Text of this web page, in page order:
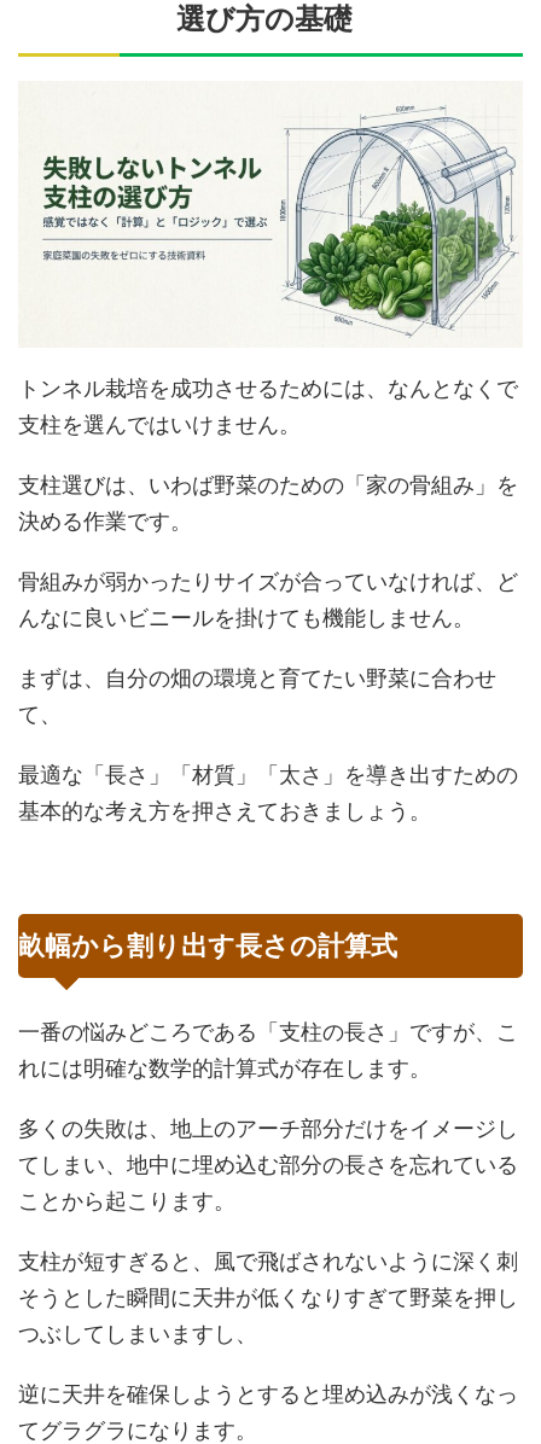
選び方の基礎
トンネル栽培を成功させるためには、なんとなくで
支柱を選んではいけません。
支柱選びは、いわば野菜のための「家の骨組み」を
決める作業です。
骨組みが弱かったりサイズが合っていなければ、ど
んなに良いビニールを掛けても機能しません。
まずは、自分の畑の環境と育てたい野菜に合わせ
て、
最適な「長さ」「材質」「太さ」を導き出すための
基本的な考え方を押さえておきましょう。
畝幅から割り出す長さの計算式
一番の悩みどころである「支柱の長さ」ですが、こ
れには明確な数学的計算式が存在します。
多くの失敗は、地上のアーチ部分だけをイメージし
てしまい、地中に埋め込む部分の長さを忘れている
ことから起こります。
支柱が短すぎると、風で飛ばされないように深く刺
そうとした瞬間に天井が低くなりすぎて野菜を押し
つぶしてしまいますし、
逆に天井を確保しようとすると埋め込みが浅くなっ
てグラグラになります。